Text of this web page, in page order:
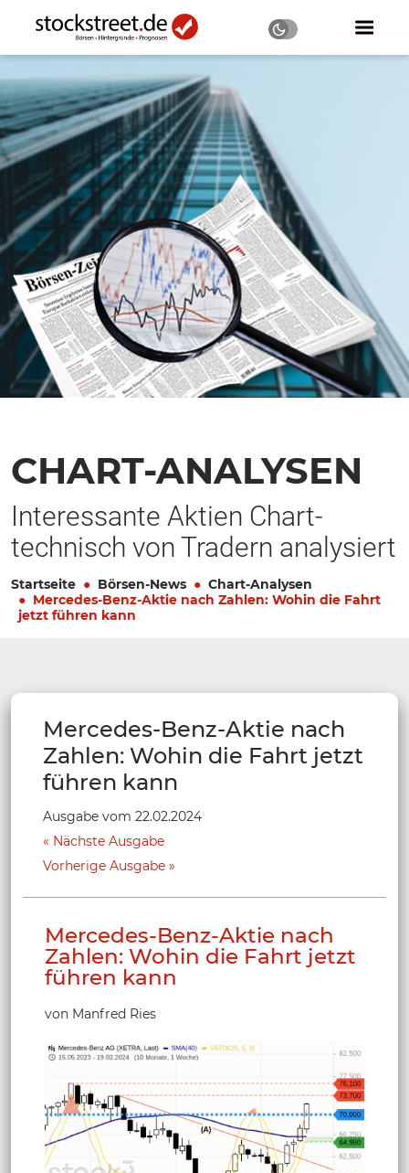
CHART-ANALYSEN
Interessante Aktien Chart-
technisch von Tradern analysiert
Startseite Börsen-News
Chart-Analysen
Mercedes-Benz-Aktie nach Zahlen: Wohin die Fahrt
jetzt führen kann
Mercedes-Benz-Aktie nach
Zahlen: Wohin die Fahrt jetzt
führen kann
Ausgabe vom 22.02.2024
Nächste Ausgabe
Vorherige Ausgabe
Mercedes-Benz-Aktie nach
Zahlen: Wohin die Fahrt jetzt
führen kann
von Manfred Ries